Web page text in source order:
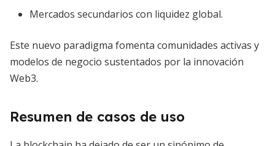
Mercados secundarios con liquidez global.
Este nuevo paradigma fomenta comunidades activas y
modelos de negocio sustentados por la innovación
Web3.
Resumen de casos de uso